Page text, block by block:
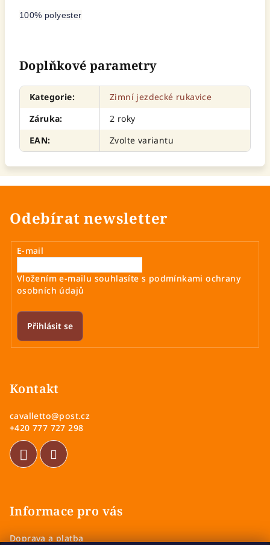
100% polyester
Doplňkové parametry
Kategorie:
Zimní jezdecké rukavice
Záruka:
2 roky
EAN: Zvolte variantu
Odebírat newsletter
E-mail
Vložením e-mailu souhlasíte s podmínkami ochrany
osobních údajů
Přihlásit se
Kontakt
cavalletto@post.cz
+420 777 727 298
Informace pro vás
Doprava a platba